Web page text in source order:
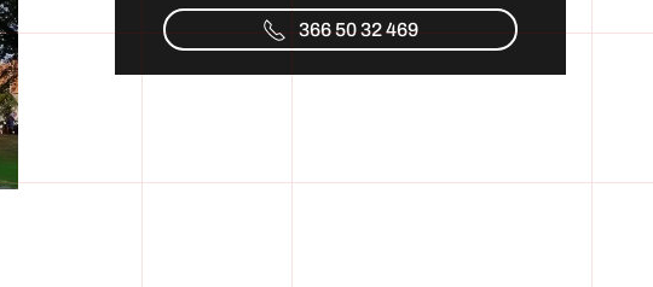
366 50 32 469